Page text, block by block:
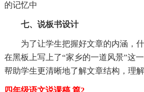
的记忆中
七、说板书设计
为了让学生把握好文章的内涵，
在黑板上写上了“家乡的一道风景”这
帮助学生更清晰地了解文章结构，理解